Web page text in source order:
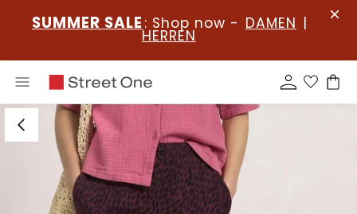
SUMMER SALE : Shop now - DAMEN |
HERREN